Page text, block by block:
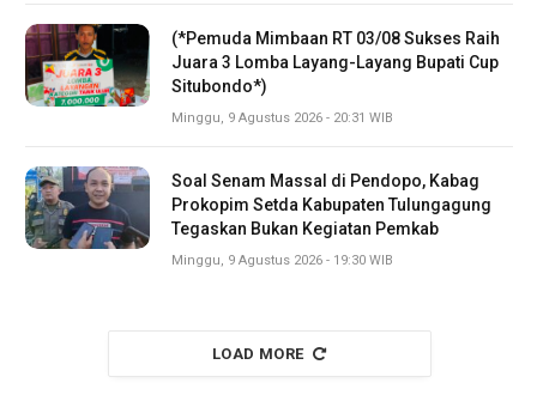
(*Pemuda Mimbaan RT 03/08 Sukses Raih
Juara 3 Lomba Layang-Layang Bupati Cup
Situbondo*)
Minggu, 9 Agustus 2026 - 20:31 WIB
Soal Senam Massal di Pendopo, Kabag
Prokopim Setda Kabupaten Tulungagung
Tegaskan Bukan Kegiatan Pemkab
Minggu, 9 Agustus 2026 - 19:30 WIB
LOAD MORE